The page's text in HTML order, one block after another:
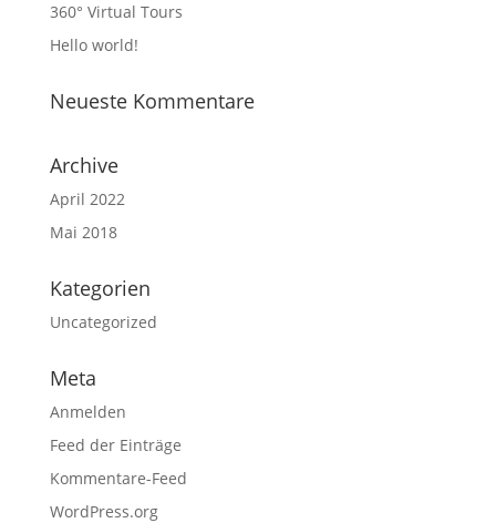
360° Virtual Tours
Hello world!
Neueste Kommentare
Archive
April 2022
Mai 2018
Kategorien
Uncategorized
Meta
Anmelden
Feed der Einträge
Kommentare-Feed
WordPress.org